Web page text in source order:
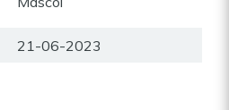
21-06-2023